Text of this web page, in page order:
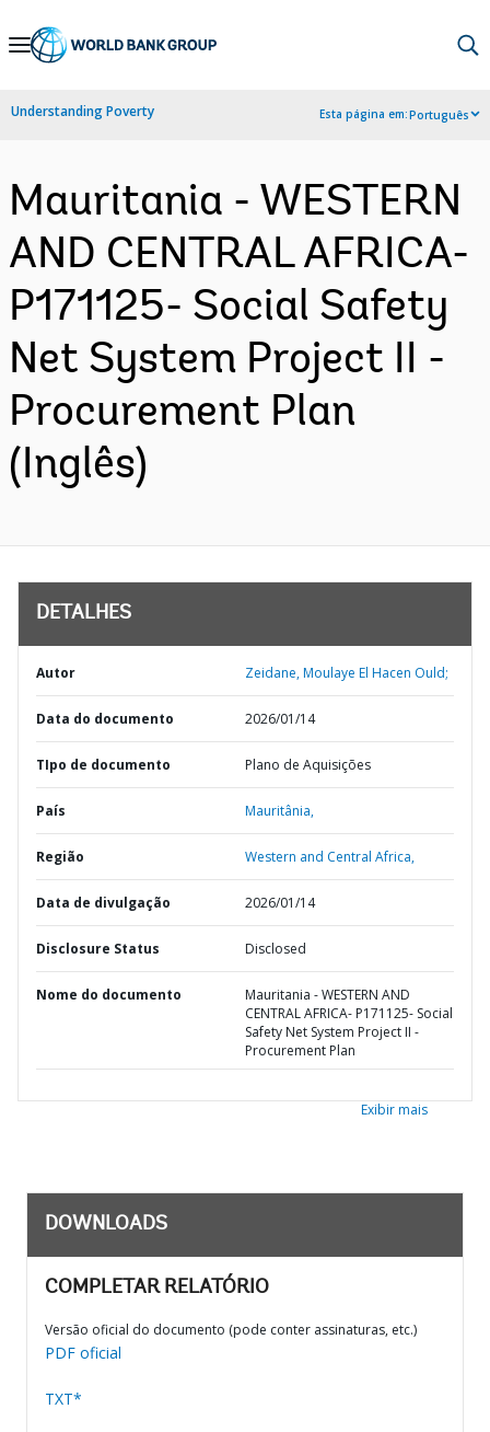
Skip
Navigation
Understanding Poverty Esta página em:Português
Mauritania - WESTERN
AND CENTRAL AFRICA-
P171125- Social Safety
Net System Project II -
Procurement Plan
(Inglês)
DETALHES
Autor Zeidane, Moulaye El Hacen Ould;
Data do documento 2026/01/14
TIpo de documento Plano de Aquisições
País Mauritânia,
Região Western and Central Africa,
Data de divulgação 2026/01/14
Disclosure Status Disclosed
Nome do documento
Mauritania - WESTERN AND
CENTRAL AFRICA- P171125- Social
Safety Net System Project II -
Procurement Plan
Exibir mais
DOWNLOADS
COMPLETAR RELATÓRIO
Versão oficial do documento (pode conter assinaturas, etc.)
PDF oficial
TXT*